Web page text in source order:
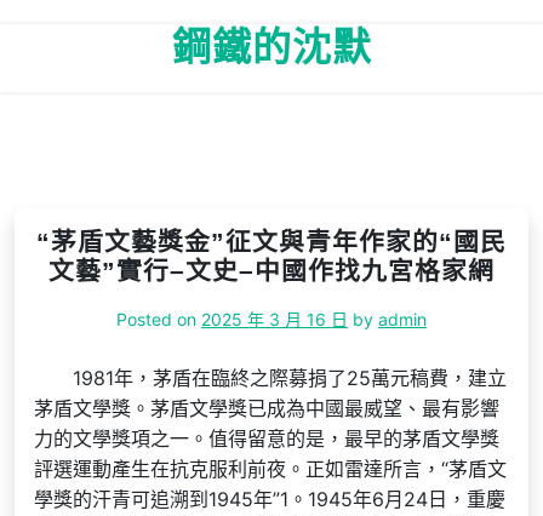
鋼鐵的沈默
“茅盾文藝獎金”征文與青年作家的“國民
文藝”實行–文史–中國作找九宮格家網
Posted on 2025 年 3 月 16 日 by admin
1981年，茅盾在臨終之際募捐了25萬元稿費，建立
茅盾文學獎。茅盾文學獎已成為中國最威望、最有影響
力的文學獎項之一。值得留意的是，最早的茅盾文學獎
評選運動產生在抗克服利前夜。正如雷達所言，“茅盾文
學獎的汗青可追溯到1945年”1。1945年6月24日，重慶